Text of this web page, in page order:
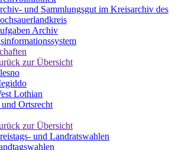
und Sammlungsgut im Kreisarchiv des
Archiv
zur Übersicht
Lothian
und Ortsrecht
zur Übersicht
und Landratswahlen